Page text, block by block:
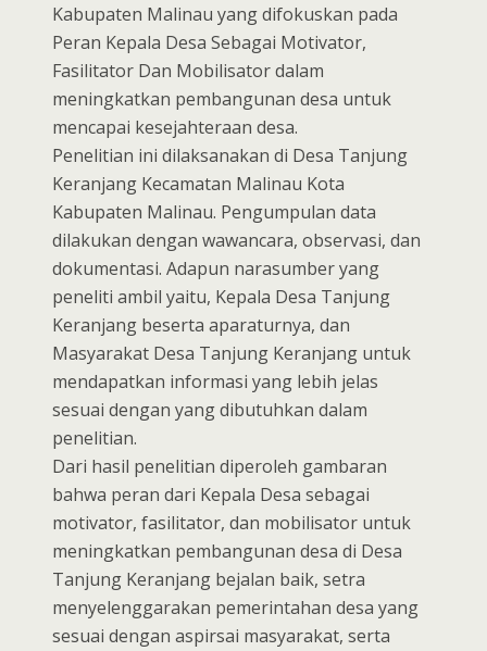
Kabupaten Malinau yang difokuskan pada
Peran Kepala Desa Sebagai Motivator,
Fasilitator Dan Mobilisator dalam
meningkatkan pembangunan desa untuk
mencapai kesejahteraan desa.
Penelitian ini dilaksanakan di Desa Tanjung
Keranjang Kecamatan Malinau Kota
Kabupaten Malinau. Pengumpulan data
dilakukan dengan wawancara, observasi, dan
dokumentasi. Adapun narasumber yang
peneliti ambil yaitu, Kepala Desa Tanjung
Keranjang beserta aparaturnya, dan
Masyarakat Desa Tanjung Keranjang untuk
mendapatkan informasi yang lebih jelas
sesuai dengan yang dibutuhkan dalam
penelitian.
Dari hasil penelitian diperoleh gambaran
bahwa peran dari Kepala Desa sebagai
motivator, fasilitator, dan mobilisator untuk
meningkatkan pembangunan desa di Desa
Tanjung Keranjang bejalan baik, setra
menyelenggarakan pemerintahan desa yang
sesuai dengan aspirsai masyarakat, serta